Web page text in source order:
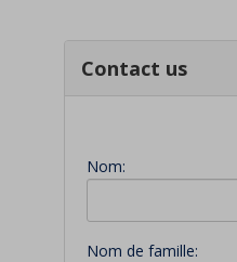
Contact us
Nom:
Nom de famille: